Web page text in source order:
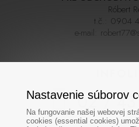
Róbert
t.č.: 0904
e-mail:
02 / 43
Nastavenie súborov
Na fungovanie našej webovej
cookies (essential cookies)